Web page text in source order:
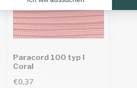
Paracord 100 typ I
Coral
€0,37